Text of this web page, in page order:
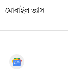
মোবাইল ভ্যাস